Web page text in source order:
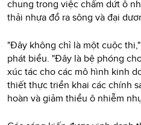
chung trong việc chấm dứt ô
thải nhựa đổ ra sông và đại
"Đây không chỉ là một cuộc
phát biểu. "Đây là bệ phóng
xúc tác cho các mô hình kinh
thiết thực triển khai các chính
hoàn và giảm thiểu ô nhiễm